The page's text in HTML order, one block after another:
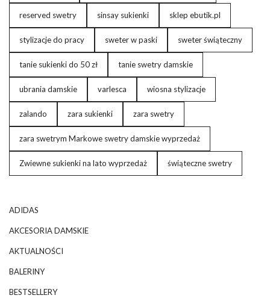
reserved swetry sinsay sukienki sklep ebutik.pl
stylizacje do pracy sweter w paski sweter świąteczny
tanie sukienki do 50 zł tanie swetry damskie
ubrania damskie varlesca wiosna stylizacje
zalando zara sukienki zara swetry
zara swetrym Markowe swetry damskie wyprzedaż
Zwiewne sukienki na lato wyprzedaż świąteczne swetry
ADIDAS
AKCESORIA DAMSKIE
AKTUALNOŚCI
BALERINY
BESTSELLERY